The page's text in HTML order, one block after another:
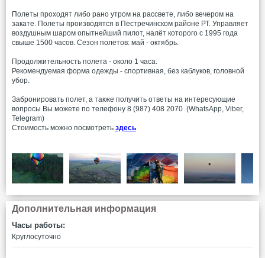
Полеты проходят либо рано утром на рассвете, либо вечером на
закате. Полеты производятся в Пестречинском районе РТ. Управляет
воздушным шаром опытнейший пилот, налёт которого с 1995 года
свыше 1500 часов. Сезон полетов: май - октябрь.
Продолжительность полета - около 1 часа.
Рекомендуемая форма одежды - спортивная, без каблуков, головной
убор.
Забронировать полет, а также получить ответы на интересующие
вопросы Вы можете по телефону 8 (987) 408 2070 (WhatsApp, Viber,
Telegram)
Стоимость можно посмотреть здесь
Дополнительная информация
Часы работы:
Круглосуточно